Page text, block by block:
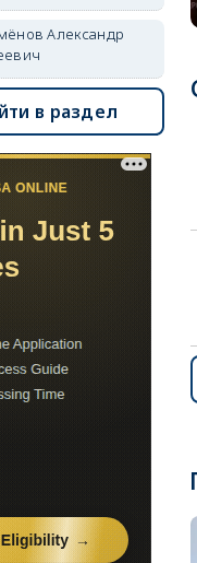
Александр
в раздел